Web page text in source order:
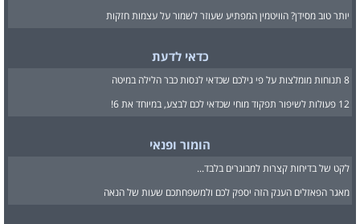
יותר טוב מסידן? הוויטמין המפתיע שעוזר לשמור על עצמות חזקות
כדאי לדעת
8 תנוחות מומלצות על פי גילכם שכדאי לנסות כבר הלילה במיטה
12 פעולות לשיפור תפקוד מוחי שכדאי לכם לבצע, במיוחד את 6!
הומור ופנאי
לקט של בדיחות קצרות למבוגרים בלבד...
מאגר הפאזלים הענק הזה יספק לכם ולמשפחתכם שעות של הנאה